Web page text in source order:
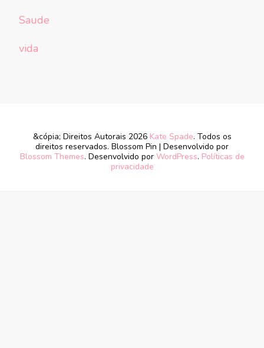
Saude
vida
&cópia; Direitos Autorais 2026 Kate Spade. Todos os
direitos reservados. Blossom Pin | Desenvolvido por
Blossom Themes. Desenvolvido por WordPress. Políticas de
privacidade